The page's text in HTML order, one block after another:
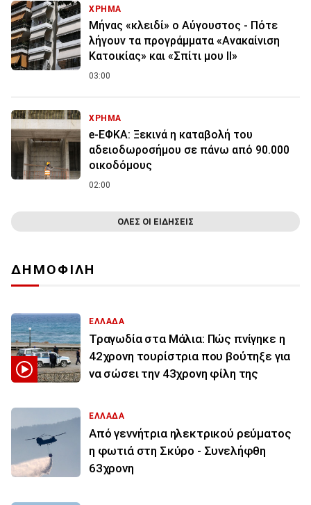
ΧΡΗΜΑ
Μήνας «κλειδί» ο Αύγουστος - Πότε
λήγουν τα προγράμματα «Ανακαίνιση
Κατοικίας» και «Σπίτι μου ΙΙ»
03:00
ΧΡΗΜΑ
e-ΕΦΚΑ: Ξεκινά η καταβολή του
αδειοδωροσήμου σε πάνω από 90.000
οικοδόμους
02:00
ΟΛΕΣ ΟΙ ΕΙΔΗΣΕΙΣ
ΔΗΜΟΦΙΛΗ
ΕΛΛΑΔΑ
Τραγωδία στα Μάλια: Πώς πνίγηκε η
42χρονη τουρίστρια που βούτηξε για
να σώσει την 43χρονη φίλη της
ΕΛΛΑΔΑ
Από γεννήτρια ηλεκτρικού ρεύματος
η φωτιά στη Σκύρο - Συνελήφθη
63χρονη